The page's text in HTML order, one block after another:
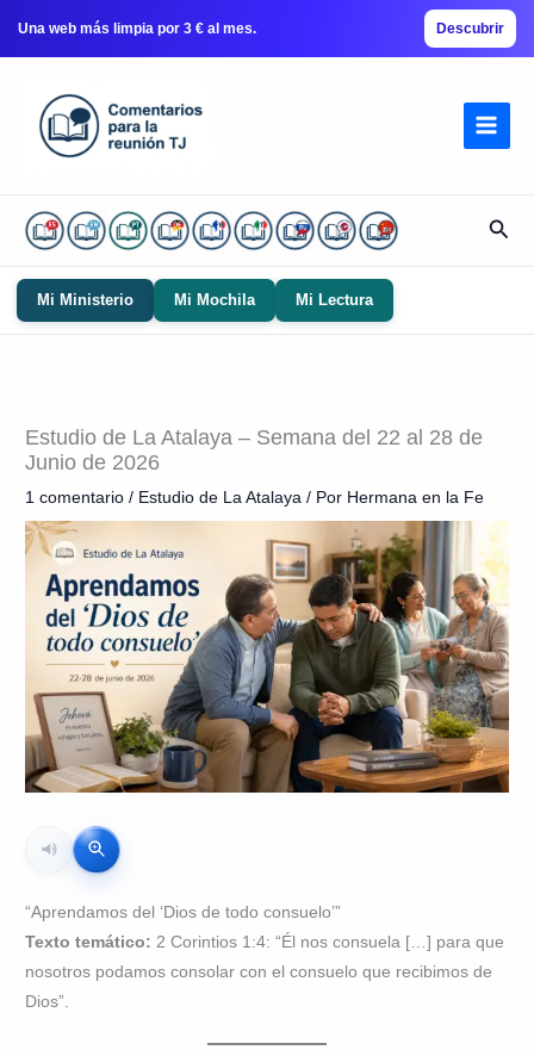
Una web más limpia por 3 € al mes. Descubrir
contenido
Mi Ministerio Mi Mochila Mi Lectura
Estudio de La Atalaya – Semana del 22 al 28 de
Junio de 2026
1 comentario / Estudio de La Atalaya / Por Hermana en la Fe
“Aprendamos del ‘Dios de todo consuelo’”
Texto temático: 2 Corintios 1:4: “Él nos consuela […] para que
nosotros podamos consolar con el consuelo que recibimos de
Dios”.